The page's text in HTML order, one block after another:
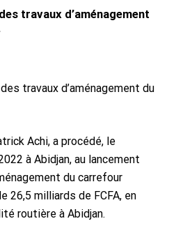
travaux d’aménagement
Achi, a procédé, le
à Abidjan, au lancement
du carrefour
26,5 milliards de FCFA, en
routière à Abidjan.